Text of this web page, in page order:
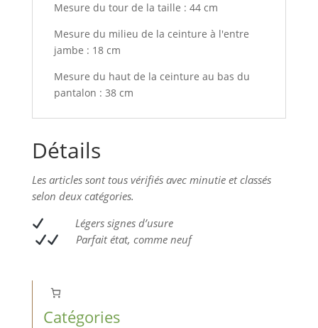
Mesure du tour de la taille : 44 cm
Mesure du milieu de la ceinture à l'entre
jambe : 18 cm
Mesure du haut de la ceinture au bas du
pantalon : 38 cm
Détails
Les articles sont tous vérifiés avec minutie et classés
selon deux catégories.
Légers signes d’usure
Parfait état, comme neuf
Catégories